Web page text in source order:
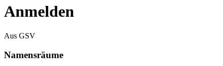
Anmelden
Aus GSV
Namensräume